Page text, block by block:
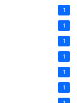
1
1
1
1
1
1